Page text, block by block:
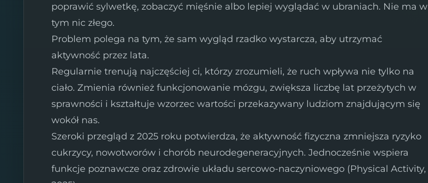
poprawić sylwetkę, zobaczyć mięśnie albo lepiej wyglądać w ubraniach. Nie ma w
tym nic złego.
Problem polega na tym, że sam wygląd rzadko wystarcza, aby utrzymać
aktywność przez lata.
Regularnie trenują najczęściej ci, którzy zrozumieli, że ruch wpływa nie tylko na
ciało. Zmienia również funkcjonowanie mózgu, zwiększa liczbę lat przeżytych w
sprawności i kształtuje wzorzec wartości przekazywany ludziom znajdującym się
wokół nas.
Szeroki przegląd z 2025 roku potwierdza, że aktywność fizyczna zmniejsza ryzyko
cukrzycy, nowotworów i chorób neurodegeneracyjnych. Jednocześnie wspiera
funkcje poznawcze oraz zdrowie układu sercowo-naczyniowego (Physical Activity,